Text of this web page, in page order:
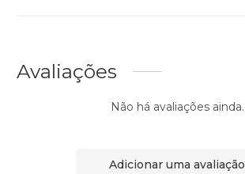
Avaliações
Não há avaliações ainda.
Adicionar uma avaliação